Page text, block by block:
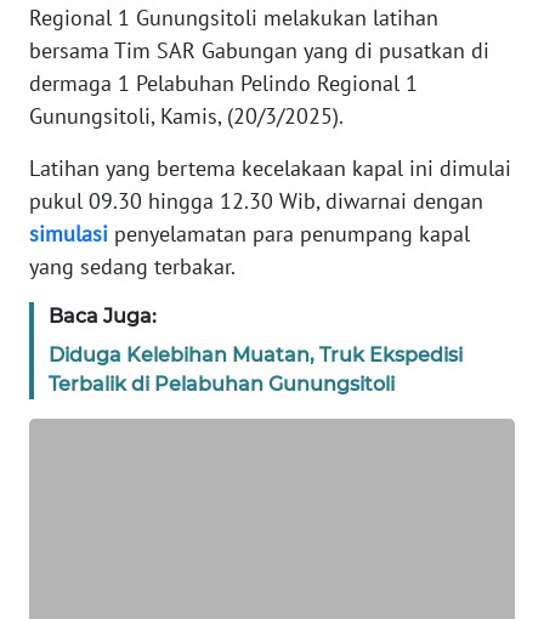
Regional 1 Gunungsitoli melakukan latihan
bersama Tim SAR Gabungan yang di pusatkan di
dermaga 1 Pelabuhan Pelindo Regional 1
Gunungsitoli, Kamis, (20/3/2025).
Latihan yang bertema kecelakaan kapal ini dimulai
pukul 09.30 hingga 12.30 Wib, diwarnai dengan
simulasi penyelamatan para penumpang kapal
yang sedang terbakar.
Baca Juga:
Diduga Kelebihan Muatan, Truk Ekspedisi
Terbalik di Pelabuhan Gunungsitoli
TENTANG
KAMI
PEDOMAN
SIBER
REDAKSI
DISCLAIMER
Wahana